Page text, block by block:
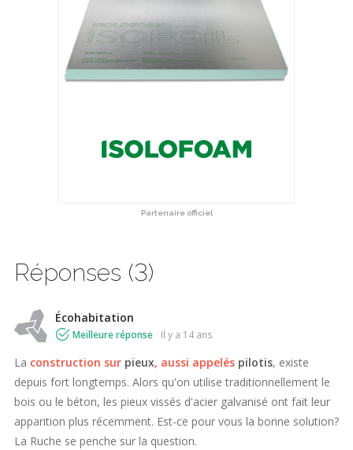
Partenaire officiel
Réponses (3)
Écohabitation
Meilleure réponse il y a 14 ans
La construction sur pieux, aussi appelés pilotis, existe
depuis fort longtemps. Alors qu'on utilise traditionnellement le
bois ou le béton, les pieux vissés d'acier galvanisé ont fait leur
apparition plus récemment. Est-ce pour vous la bonne solution?
La Ruche se penche sur la question.